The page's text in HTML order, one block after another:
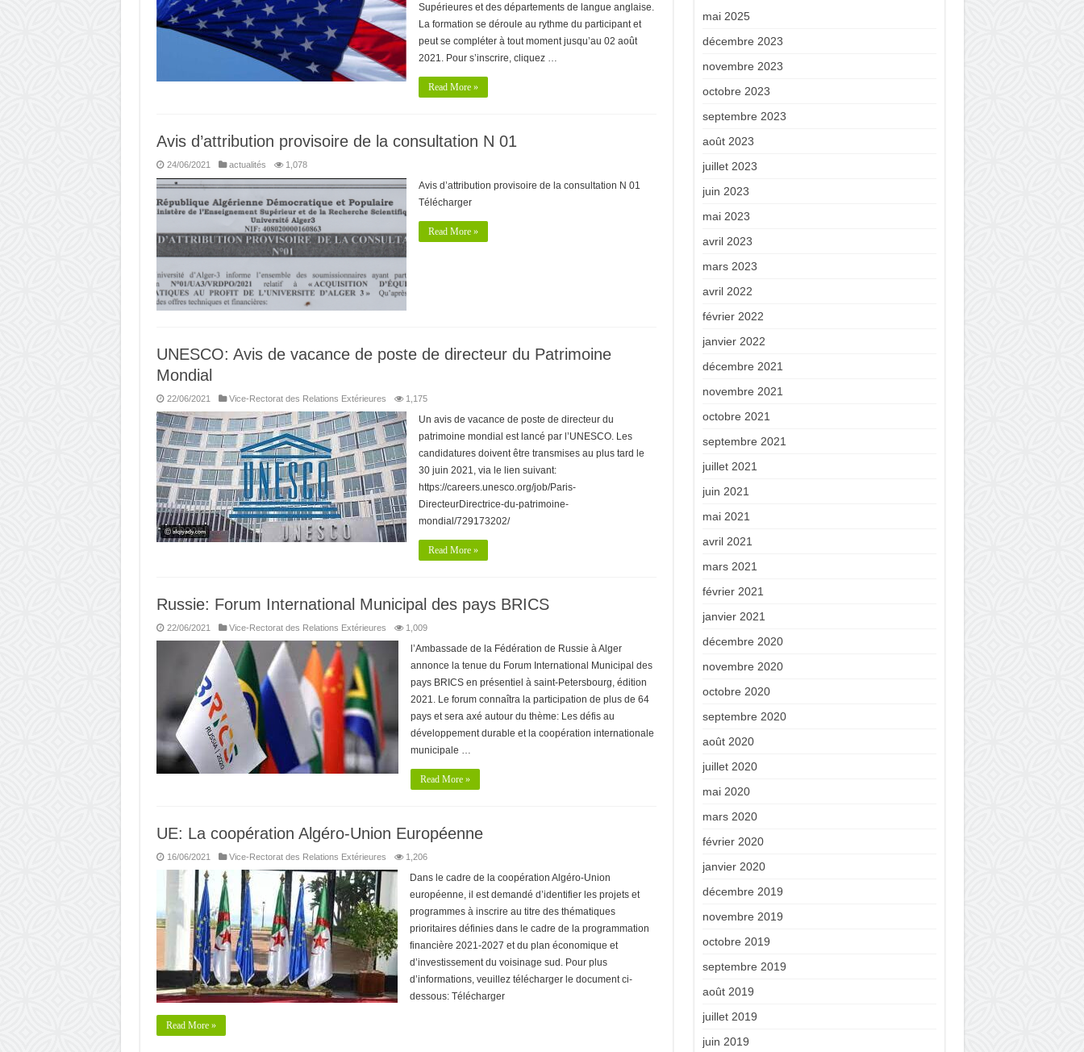
Supérieures et des départements de langue anglaise.
La formation se déroule au rythme du participant et
peut se compléter à tout moment jusqu’au 02 août
2021. Pour s’inscrire, cliquez …
Read More »
Avis d’attribution provisoire de la consultation N 01
24/06/2021 actualités 1,078
Avis d’attribution provisoire de la consultation N 01
Télécharger
Read More »
UNESCO: Avis de vacance de poste de directeur du Patrimoine
Mondial
22/06/2021 Vice-Rectorat des Relations Extérieures 1,175
Un avis de vacance de poste de directeur du
patrimoine mondial est lancé par l’UNESCO. Les
candidatures doivent être transmises au plus tard le
30 juin 2021, via le lien suivant:
https://careers.unesco.org/job/Paris-
DirecteurDirectrice-du-patrimoine-
mondial/729173202/
Read More »
Russie: Forum International Municipal des pays BRICS
22/06/2021 Vice-Rectorat des Relations Extérieures 1,009
l’Ambassade de la Fédération de Russie à Alger
annonce la tenue du Forum International Municipal des
pays BRICS en présentiel à saint-Petersbourg, édition
2021. Le forum connaîtra la participation de plus de 64
pays et sera axé autour du thème: Les défis au
développement durable et la coopération internationale
municipale …
Read More »
UE: La coopération Algéro-Union Européenne
16/06/2021 Vice-Rectorat des Relations Extérieures 1,206
Dans le cadre de la coopération Algéro-Union
européenne, il est demandé d’identifier les projets et
programmes à inscrire au titre des thématiques
prioritaires définies dans le cadre de la programmation
financière 2021-2027 et du plan économique et
d’investissement du voisinage sud. Pour plus
d’informations, veuillez télécharger le document ci-
dessous: Télécharger
Read More »
mai 2025
décembre 2023
novembre 2023
octobre 2023
septembre 2023
août 2023
juillet 2023
juin 2023
mai 2023
avril 2023
mars 2023
avril 2022
février 2022
janvier 2022
décembre 2021
novembre 2021
octobre 2021
septembre 2021
juillet 2021
juin 2021
mai 2021
avril 2021
mars 2021
février 2021
janvier 2021
décembre 2020
novembre 2020
octobre 2020
septembre 2020
août 2020
juillet 2020
mai 2020
mars 2020
février 2020
janvier 2020
décembre 2019
novembre 2019
octobre 2019
septembre 2019
août 2019
juillet 2019
juin 2019